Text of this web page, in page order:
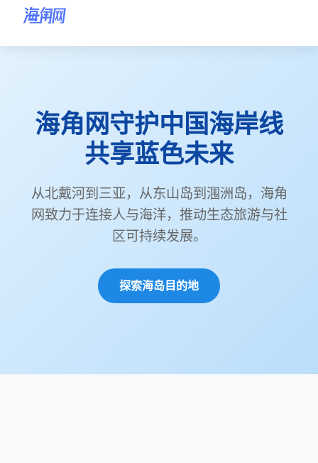
海角网海岛目的地
海角网环保行动
关于海角网
海角网首页
海角网守护中国海岸线
共享蓝色未来
从北戴河到三亚，从东山岛到涠洲岛，海角
网致力于连接人与海洋，推动生态旅游与社
区可持续发展。
探索海岛目的地